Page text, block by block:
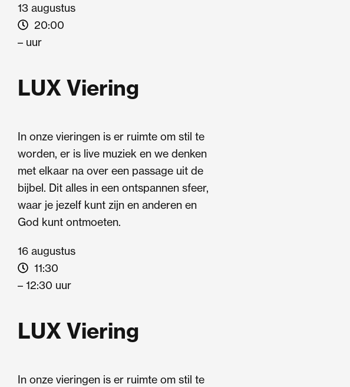
13 augustus
20:00
– uur
LUX Viering
In onze vieringen is er ruimte om stil te
worden, er is live muziek en we denken
met elkaar na over een passage uit de
bijbel. Dit alles in een ontspannen sfeer,
waar je jezelf kunt zijn en anderen en
God kunt ontmoeten.
16 augustus
11:30
– 12:30 uur
LUX Viering
In onze vieringen is er ruimte om stil te